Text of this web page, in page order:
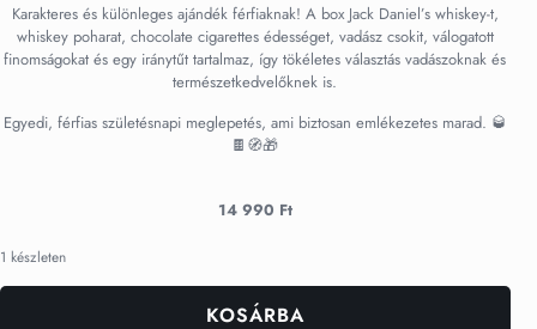
Karakteres és különleges ajándék férfiaknak! A box Jack Daniel’s whiskey-t,
whiskey poharat, chocolate cigarettes édességet, vadász csokit, válogatott
finomságokat és egy iránytűt tartalmaz, így tökéletes választás vadászoknak és
természetkedvelőknek is.
Egyedi, férfias születésnapi meglepetés, ami biztosan emlékezetes marad. 🥃
🍫🧭🎁
14 990 Ft
1 készleten
KOSÁRBA